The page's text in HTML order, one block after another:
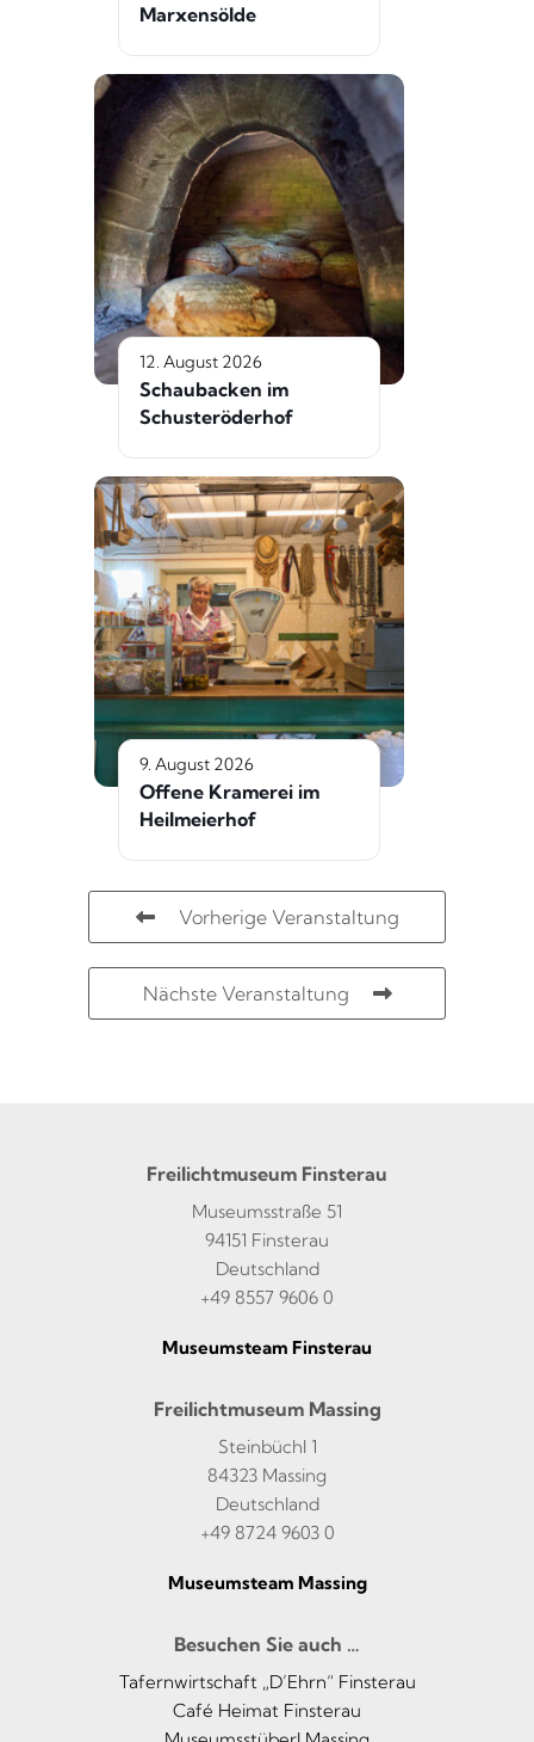
Marxensölde
12. August 2026
Schaubacken im
Schusteröderhof
9. August 2026
Offene Kramerei im
Heilmeierhof
Vorherige Veranstaltung
Nächste Veranstaltung
Freilichtmuseum Finsterau
Museumsstraße 51
94151 Finsterau
Deutschland
+49 8557 9606 0
Museumsteam Finsterau
Freilichtmuseum Massing
Steinbüchl 1
84323 Massing
Deutschland
+49 8724 9603 0
Museumsteam Massing
Besuchen Sie auch …
Tafernwirtschaft „D’Ehrn“ Finsterau
Café Heimat Finsterau